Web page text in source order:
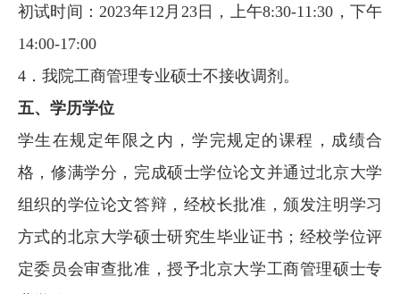
初试时间：2023年12月23日，上午8:30-11:30，下午
14:00-17:00
4．我院工商管理专业硕士不接收调剂。
五、学历学位
学生在规定年限之内，学完规定的课程，成绩合
格，修满学分，完成硕士学位论文并通过北京大学
组织的学位论文答辩，经校长批准，颁发注明学习
方式的北京大学硕士研究生毕业证书；经校学位评
定委员会审查批准，授予北京大学工商管理硕士专